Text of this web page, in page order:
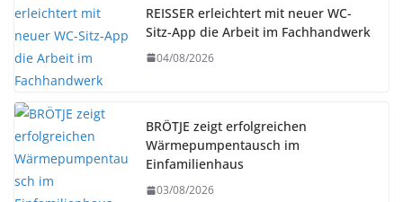
REISSER erleichtert mit neuer WC-
Sitz-App die Arbeit im Fachhandwerk
04/08/2026
BRÖTJE zeigt erfolgreichen
Wärmepumpentausch im
Einfamilienhaus
03/08/2026